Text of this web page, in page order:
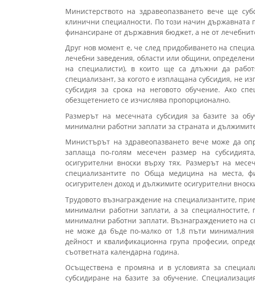
Министерството на здравеопазването вече ще
клинични специалности. По този начин държавната
финансиране от държавния бюджет, а не от
Друг нов момент е, че след придобиването на
лечебни заведения, области или общини,
на специалисти), в които ще са длъжни да
специализант, за когото е изплащана субсидия, не
субсидия за срока на неговото обучение. Ако
обезщетението се изчислява пропорционално.
Размерът на месечната субсидия за базите за
минимални работни заплати за страната и
Министърът на здравеопазването вече може да
заплаща по-голям месечен размер на
осигурителни вноски върху тях. Размерът на
специализантите по Обща медицина на места,
осигурителен доход и дължимите осигурителни
Трудовото възнаграждение на специализантите,
минимални работни заплати, а за
минимални работни заплати. Възнаграждението на
не може да бъде по-малко от 1,8 пъти минималния
дейност и квалификационна група професии,
съответната календарна година.
Осъществена е промяна и в условията за
субсидиране на базите за обучение.